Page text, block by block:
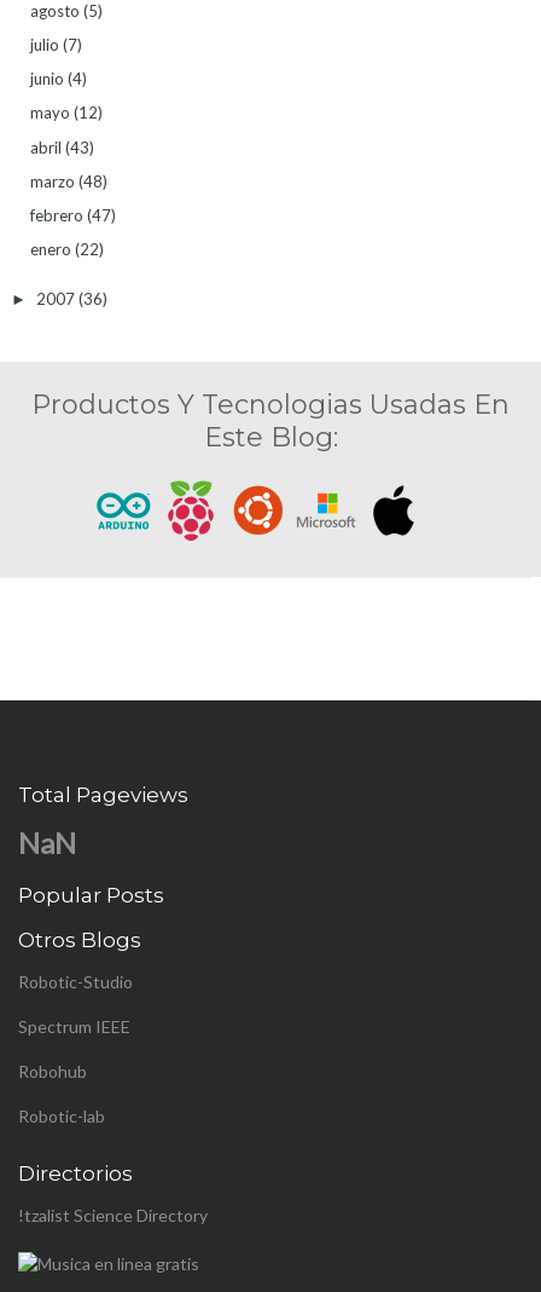
agosto (5)
julio (7)
junio (4)
mayo (12)
abril (43)
marzo (48)
febrero (47)
enero (22)
► 2007(36)
Productos Y Tecnologias Usadas En
Este Blog:
Total Pageviews
NaN
Popular Posts
Otros Blogs
Robotic-Studio
Spectrum IEEE
Robohub
Robotic-lab
Directorios
!tzalist Science Directory